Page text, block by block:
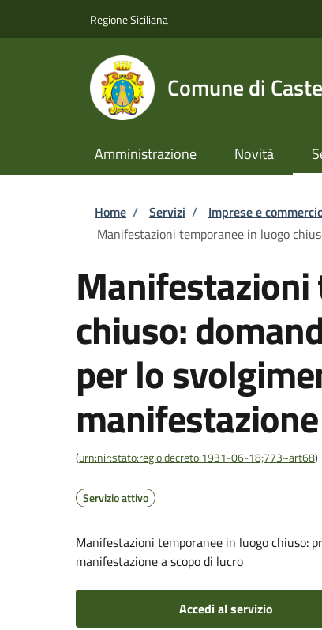
Regione Siciliana
Comune di
Amministrazione Novità
Briciole di pane
Home / Servizi / Imprese e
Manifestazioni temporanee in luogo
chiuso:
per lo
(urn:nir:stato:regio.decreto:1931-06-18;773~art68)
Servizio attivo
Manifestazioni temporanee in luogo chiuso:
manifestazione a scopo di lucro
Accedi al servizio